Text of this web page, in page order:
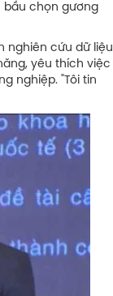
bầu chọn gương
nghiên cứu dữ liệu
yêu thích việc
nghiệp. "Tôi tin